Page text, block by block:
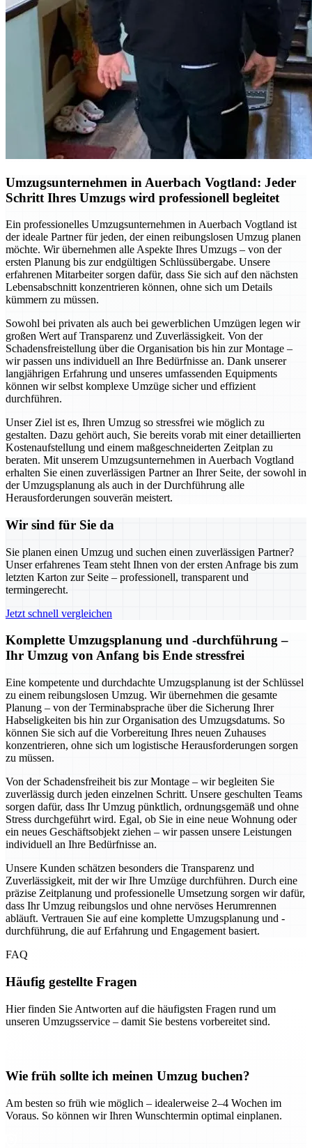
Umzugsunternehmen in Auerbach Vogtland: Jeder
Schritt Ihres Umzugs wird professionell begleitet
Ein professionelles Umzugsunternehmen in Auerbach Vogtland ist
der ideale Partner für jeden, der einen reibungslosen Umzug planen
möchte. Wir übernehmen alle Aspekte Ihres Umzugs – von der
ersten Planung bis zur endgültigen Schlüssübergabe. Unsere
erfahrenen Mitarbeiter sorgen dafür, dass Sie sich auf den nächsten
Lebensabschnitt konzentrieren können, ohne sich um Details
kümmern zu müssen.
Sowohl bei privaten als auch bei gewerblichen Umzügen legen wir
großen Wert auf Transparenz und Zuverlässigkeit. Von der
Schadensfreistellung über die Organisation bis hin zur Montage –
wir passen uns individuell an Ihre Bedürfnisse an. Dank unserer
langjährigen Erfahrung und unseres umfassenden Equipments
können wir selbst komplexe Umzüge sicher und effizient
durchführen.
Unser Ziel ist es, Ihren Umzug so stressfrei wie möglich zu
gestalten. Dazu gehört auch, Sie bereits vorab mit einer detaillierten
Kostenaufstellung und einem maßgeschneiderten Zeitplan zu
beraten. Mit unserem Umzugsunternehmen in Auerbach Vogtland
erhalten Sie einen zuverlässigen Partner an Ihrer Seite, der sowohl in
der Umzugsplanung als auch in der Durchführung alle
Herausforderungen souverän meistert.
Wir sind für Sie da
Sie planen einen Umzug und suchen einen zuverlässigen Partner?
Unser erfahrenes Team steht Ihnen von der ersten Anfrage bis zum
letzten Karton zur Seite – professionell, transparent und
termingerecht.
Jetzt schnell vergleichen
Komplette Umzugsplanung und -durchführung –
Ihr Umzug von Anfang bis Ende stressfrei
Eine kompetente und durchdachte Umzugsplanung ist der Schlüssel
zu einem reibungslosen Umzug. Wir übernehmen die gesamte
Planung – von der Terminabsprache über die Sicherung Ihrer
Habseligkeiten bis hin zur Organisation des Umzugsdatums. So
können Sie sich auf die Vorbereitung Ihres neuen Zuhauses
konzentrieren, ohne sich um logistische Herausforderungen sorgen
zu müssen.
Von der Schadensfreiheit bis zur Montage – wir begleiten Sie
zuverlässig durch jeden einzelnen Schritt. Unsere geschulten Teams
sorgen dafür, dass Ihr Umzug pünktlich, ordnungsgemäß und ohne
Stress durchgeführt wird. Egal, ob Sie in eine neue Wohnung oder
ein neues Geschäftsobjekt ziehen – wir passen unsere Leistungen
individuell an Ihre Bedürfnisse an.
Unsere Kunden schätzen besonders die Transparenz und
Zuverlässigkeit, mit der wir Ihre Umzüge durchführen. Durch eine
präzise Zeitplanung und professionelle Umsetzung sorgen wir dafür,
dass Ihr Umzug reibungslos und ohne nervöses Herumrennen
abläuft. Vertrauen Sie auf eine komplette Umzugsplanung und -
durchführung, die auf Erfahrung und Engagement basiert.
FAQ
Häufig gestellte Fragen
Hier finden Sie Antworten auf die häufigsten Fragen rund um
unseren Umzugsservice – damit Sie bestens vorbereitet sind.
Wie früh sollte ich meinen Umzug buchen?
Am besten so früh wie möglich – idealerweise 2–4 Wochen im
Voraus. So können wir Ihren Wunschtermin optimal einplanen.